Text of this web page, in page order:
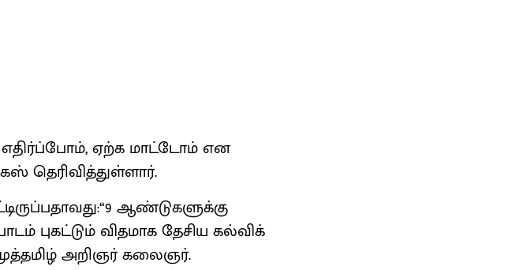
ஏற்க மாட்டோம் என
தெரிவித்துள்ளார்.
ஆண்டுகளுக்கு
புகட்டும் விதமாக தேசிய கல்விக்
அறிஞர் கலைஞர்.